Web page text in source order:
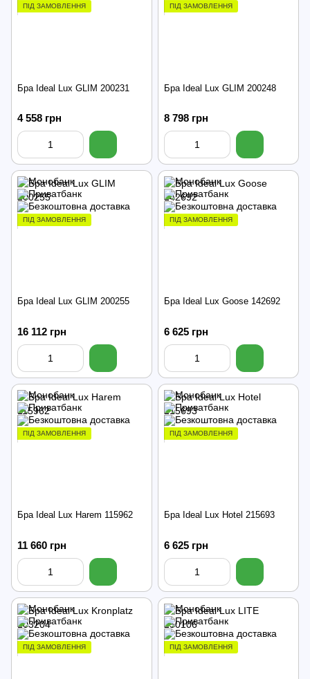
ПІД ЗАМОВЛЕННЯ
Бра Ideal Lux GLIM 200231
4 558 грн
ПІД ЗАМОВЛЕННЯ
Бра Ideal Lux GLIM 200248
8 798 грн
ПІД ЗАМОВЛЕННЯ
Бра Ideal Lux GLIM 200255
16 112 грн
ПІД ЗАМОВЛЕННЯ
Бра Ideal Lux Goose 142692
6 625 грн
ПІД ЗАМОВЛЕННЯ
Бра Ideal Lux Harem 115962
11 660 грн
ПІД ЗАМОВЛЕННЯ
Бра Ideal Lux Hotel 215693
6 625 грн
ПІД ЗАМОВЛЕННЯ ПІД ЗАМОВЛЕННЯ